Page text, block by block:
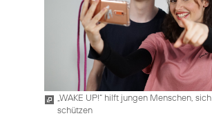
„WAKE UP!“ hilft jungen Menschen,
schützen